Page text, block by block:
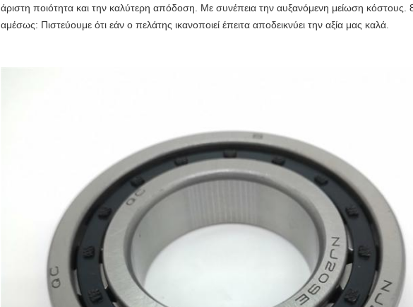
άριστη ποιότητα και την καλύτερη απόδοση. Με συνέπεια την αυξανόμενη μείωση
αμέσως: Πιστεύουμε ότι εάν ο πελάτης ικανοποιεί έπειτα αποδεικνύει την αξία μας καλά.